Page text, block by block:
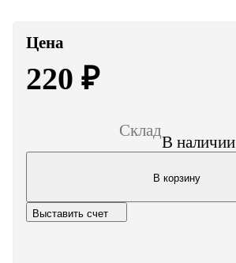
Цена
220 ₽
Склад
В наличии
В корзину
Выставить счет